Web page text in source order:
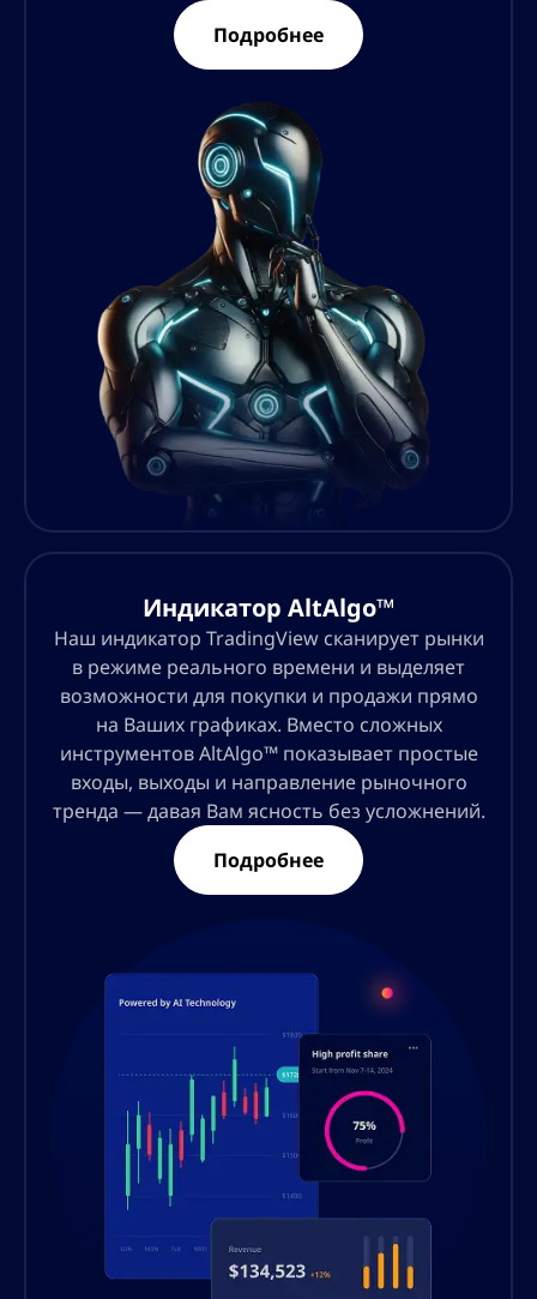
Подробнее
Индикатор AltAlgo™
Наш индикатор TradingView сканирует рынки
в режиме реального времени и выделяет
возможности для покупки и продажи прямо
на Ваших графиках. Вместо сложных
инструментов AltAlgo™ показывает простые
входы, выходы и направление рыночного
тренда — давая Вам ясность без усложнений.
Подробнее